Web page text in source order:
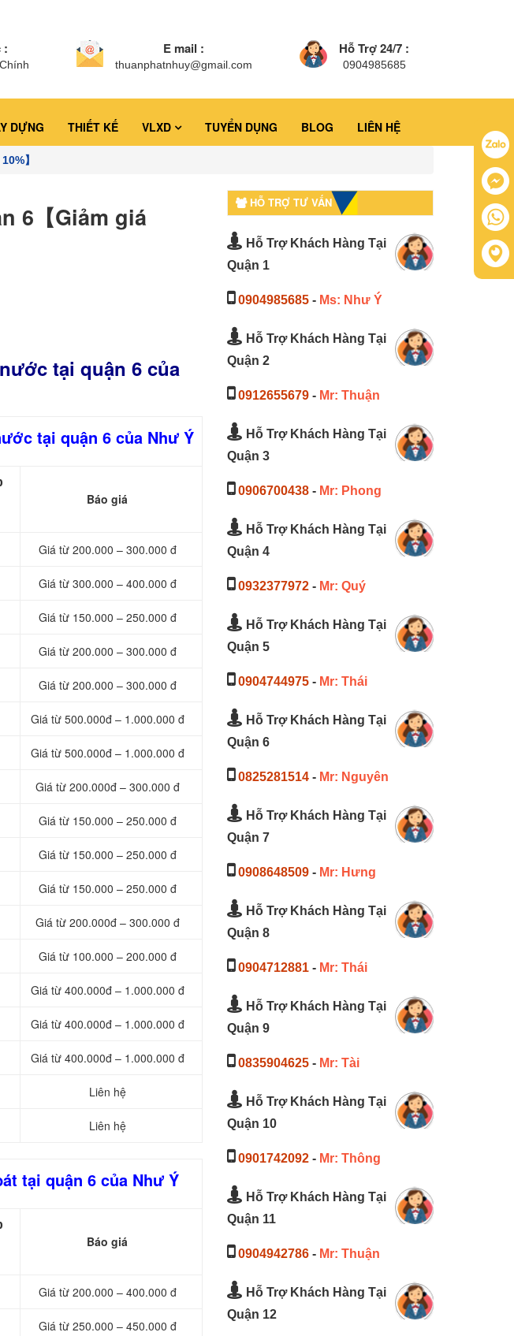
: E mail :
thuanphatnhuy@gmail.com
Hỗ Trợ 24/7 :
0904985685
DỰNG THIẾT KẾ VLXD TUYỂN DỤNG BLOG LIÊN HỆ
】
6【Giảm giá
tại quận 6 của
tại quận 6 của Như Ý
Báo giá
Giá từ 200.000 – 300.000 đ
Giá từ 300.000 – 400.000 đ
Giá từ 150.000 – 250.000 đ
Giá từ 200.000 – 300.000 đ
Giá từ 200.000 – 300.000 đ
Giá từ 500.000đ – 1.000.000 đ
Giá từ 500.000đ – 1.000.000 đ
Giá từ 200.000đ – 300.000 đ
Giá từ 150.000 – 250.000 đ
Giá từ 150.000 – 250.000 đ
Giá từ 150.000 – 250.000 đ
Giá từ 200.000đ – 300.000 đ
Giá từ 100.000 – 200.000 đ
Giá từ 400.000đ – 1.000.000 đ
Giá từ 400.000đ – 1.000.000 đ
Giá từ 400.000đ – 1.000.000 đ
Liên hệ
Liên hệ
tại quận 6 của Như Ý
Báo giá
Giá từ 200.000 – 400.000 đ
Giá từ 250.000 – 450.000 đ
HỖ TRỢ TƯ VẤN
Hỗ Trợ Khách Hàng Tại
Quận 1
0904985685- Ms: Như Ý
Hỗ Trợ Khách Hàng Tại
Quận 2
0912655679- Mr: Thuận
Hỗ Trợ Khách Hàng Tại
Quận 3
0906700438- Mr: Phong
Hỗ Trợ Khách Hàng Tại
Quận 4
0932377972- Mr: Quý
Hỗ Trợ Khách Hàng Tại
Quận 5
0904744975- Mr: Thái
Hỗ Trợ Khách Hàng Tại
Quận 6
0825281514- Mr: Nguyên
Hỗ Trợ Khách Hàng Tại
Quận 7
0908648509- Mr: Hưng
Hỗ Trợ Khách Hàng Tại
Quận 8
0904712881- Mr: Thái
Hỗ Trợ Khách Hàng Tại
Quận 9
0835904625- Mr: Tài
Hỗ Trợ Khách Hàng Tại
Quận 10
0901742092- Mr: Thông
Hỗ Trợ Khách Hàng Tại
Quận 11
0904942786- Mr: Thuận
Hỗ Trợ Khách Hàng Tại
Quận 12